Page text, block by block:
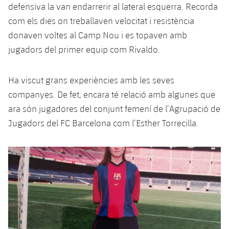
defensiva la van endarrerir al lateral esquerra. Recorda
com els dies on treballaven velocitat i resistència
donaven voltes al Camp Nou i es topaven amb
jugadors del primer equip com Rivaldo.
Ha viscut grans experiències amb les seves
companyes. De fet, encara té relació amb algunes que
ara són jugadores del conjunt femení de l’Agrupació de
Jugadors del FC Barcelona com l’Esther Torrecilla.